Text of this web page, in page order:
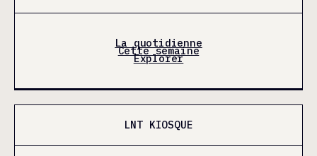
La quotidienne
Cette semaine
Explorer
LNT KIOSQUE